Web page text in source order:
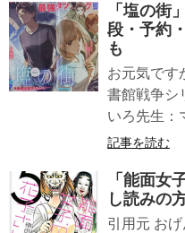
「塩の街
段・予約
も
お元気です
書館戦争シ
いろ先生：
記事を読む
「能面女
し読みの
引用元 お